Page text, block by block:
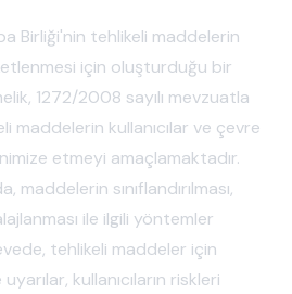
Birliği'nin tehlikeli maddelerin
için oluşturduğu bir
1272/2008 sayılı mevzuatla
maddelerin kullanıcılar ve çevre
etmeyi amaçlamaktadır.
maddelerin sınıflandırılması,
ile ilgili yöntemler
tehlikeli maddeler için
kullanıcıların riskleri